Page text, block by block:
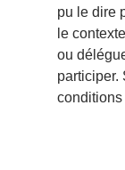
pu le dire
le
ou
participer.
conditions